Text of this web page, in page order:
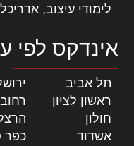
לימודי עיצוב,
אינדקס לפי
תל אביב
ראשון לציון
חולון
אשדוד
כפר